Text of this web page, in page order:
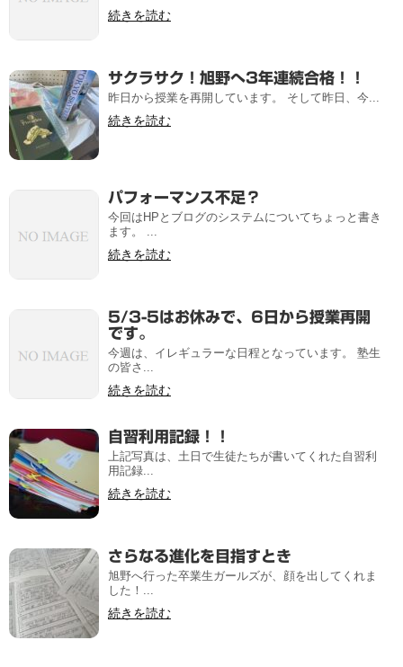
続きを読む
サクラサク！旭野へ3年連続合格！！
昨日から授業を再開しています。 そして昨日、今...
続きを読む
パフォーマンス不足？
今回はHPとブログのシステムについてちょっと書き
ます。 ...
続きを読む
5/3-5はお休みで、6日から授業再開
です。
今週は、イレギュラーな日程となっています。 塾生
の皆さ...
続きを読む
自習利用記録！！
上記写真は、土日で生徒たちが書いてくれた自習利
用記録...
続きを読む
さらなる進化を目指すとき
旭野へ行った卒業生ガールズが、顔を出してくれま
した！...
続きを読む